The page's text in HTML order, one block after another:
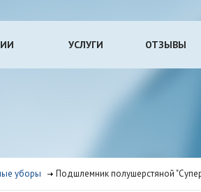
УСЛУГИ ОТЗЫВЫ
уборы Подшлемник полушерстяной